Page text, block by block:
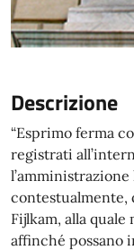
Descrizione
“Esprimo ferma
registrati
contestualmente,
Fijlkam, alla
affinché possano